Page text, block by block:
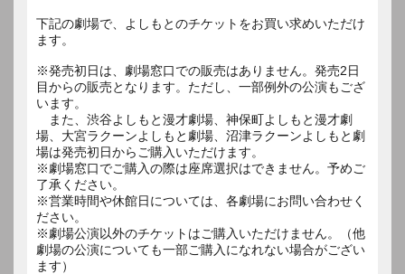
下記の劇場で、よしもとのチケットをお買い求めいただけ
ます。
※発売初日は、劇場窓口での販売はありません。発売2日
目からの販売となります。ただし、一部例外の公演もござ
います。
また、渋谷よしもと漫才劇場、神保町よしもと漫才劇
場、大宮ラクーンよしもと劇場、沼津ラクーンよしもと劇
場は発売初日からご購入いただけます。
※劇場窓口でご購入の際は座席選択はできません。予めご
了承ください。
※営業時間や休館日については、各劇場にお問い合わせく
ださい。
※劇場公演以外のチケットはご購入いただけません。（他
劇場の公演についても一部ご購入になれない場合がござい
ます）